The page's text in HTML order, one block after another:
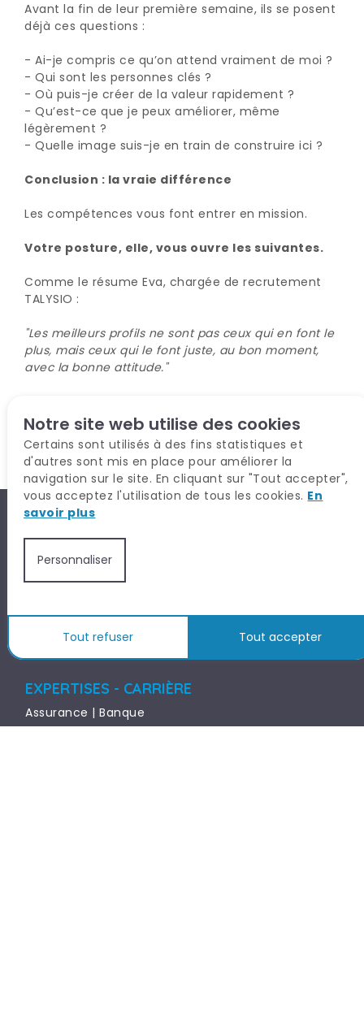
Avant la fin de leur première semaine, ils se posent
déjà ces questions :
- Ai-je compris ce qu’on attend vraiment de moi ?
- Qui sont les personnes clés ?
- Où puis-je créer de la valeur rapidement ?
- Qu’est-ce que je peux améliorer, même
légèrement ?
- Quelle image suis-je en train de construire ici ?
Conclusion : la vraie différence
Les compétences vous font entrer en mission.
Votre posture, elle, vous ouvre les suivantes.
Comme le résume Eva, chargée de recrutement
TALYSIO :
"Les meilleurs profils ne sont pas ceux qui en font le
plus, mais ceux qui le font juste, au bon moment,
avec la bonne attitude."
Sources :Service Communication TALYSIO
Voir tous nos articles
EXPERTISES - CARRIÈRE
Assurance | Banque
Notre site web utilise des cookies
Certains sont utilisés à des fins statistiques et
d'autres sont mis en place pour améliorer la
navigation sur le site. En cliquant sur "Tout accepter",
vous acceptez l'utilisation de tous les cookies. En
savoir plus
Personnaliser
Tout refuser Tout accepter